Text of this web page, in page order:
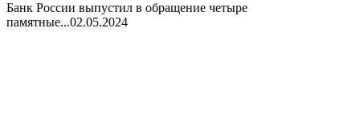
Банк России выпустил в обращение четыре
памятные...02.05.2024